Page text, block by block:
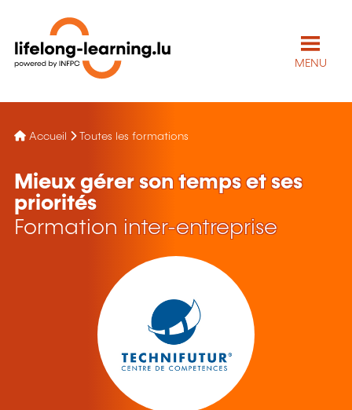
MENU
Accueil Toutes les formations
Mieux gérer son temps et ses
priorités
Formation inter-entreprise